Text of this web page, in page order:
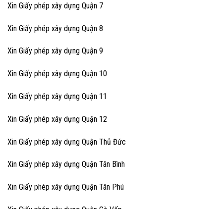
Xin Giấy phép xây dựng Quận 7
Xin Giấy phép xây dựng Quận 8
Xin Giấy phép xây dựng Quận 9
Xin Giấy phép xây dựng Quận 10
Xin Giấy phép xây dựng Quận 11
Xin Giấy phép xây dựng Quận 12
Xin Giấy phép xây dựng Quận Thủ Đức
Xin Giấy phép xây dựng Quận Tân Bình
Xin Giấy phép xây dựng Quận Tân Phú